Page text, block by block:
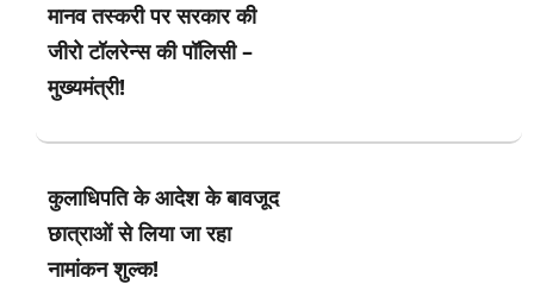
मानव तस्करी पर सरकार की
जीरो टॉलरेन्स की पॉलिसी –
मुख्यमंत्री!
कुलाधिपति के आदेश के बावजूद
छात्राओं से लिया जा रहा
नामांकन शुल्क!